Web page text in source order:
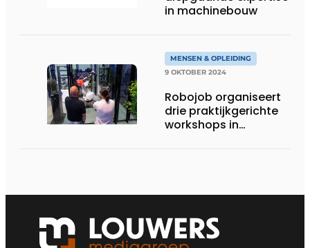
in machinebouw
MENSEN & OPLEIDING
9 OKTOBER 2024
Robojob organiseert
drie praktijkgerichte
workshops in